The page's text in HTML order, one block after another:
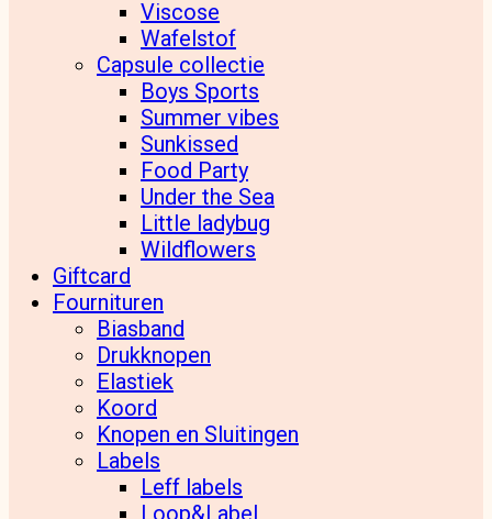
Viscose
Wafelstof
Capsule collectie
Boys Sports
Summer vibes
Sunkissed
Food Party
Under the Sea
Little ladybug
Wildflowers
Giftcard
Fournituren
Biasband
Drukknopen
Elastiek
Koord
Knopen en Sluitingen
Labels
Leff labels
Loop&Label